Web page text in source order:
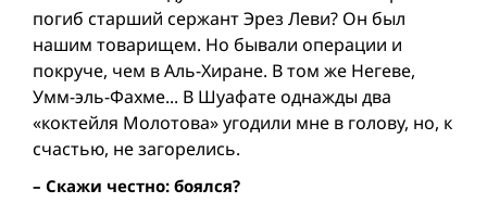
погиб старший сержант Эрез Леви? Он был
нашим товарищем. Но бывали операции и
покруче, чем в Аль-Хиране. В том же Негеве,
Умм-эль-Фахме... В Шуафате однажды два
«коктейля Молотова» угодили мне в голову, но, к
счастью, не загорелись.
– Скажи честно: боялся?